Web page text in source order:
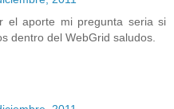
el aporte mi pregunta seria si
dentro del WebGrid saludos.